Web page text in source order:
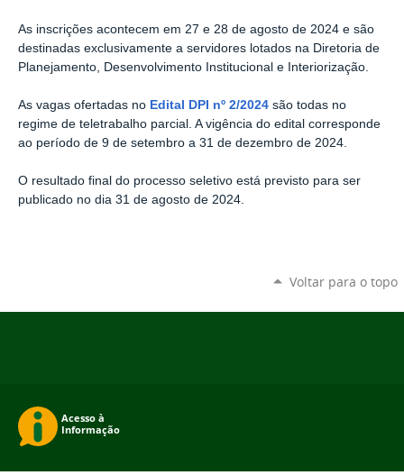
As inscrições acontecem em 27 e 28 de agosto de 2024 e são
destinadas exclusivamente a servidores lotados na Diretoria de
Planejamento, Desenvolvimento Institucional e Interiorização.
As vagas ofertadas no Edital DPI nº 2/2024 são todas no
regime de teletrabalho parcial. A vigência do edital corresponde
ao período de 9 de setembro a 31 de dezembro de 2024.
O resultado final do processo seletivo está previsto para ser
publicado no dia 31 de agosto de 2024.
Voltar para o topo